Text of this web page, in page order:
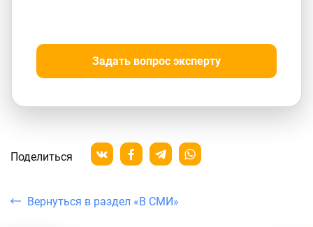
Задать вопрос эксперту
Поделиться
Вернуться в раздел «В СМИ»